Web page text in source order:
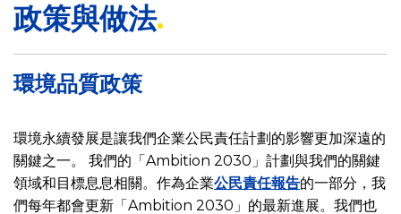
政策與做法
環境品質政策
環境永續發展是讓我們企業公民責任計劃的影響更加深遠的
關鍵之一。 我們的「Ambition 2030」計劃與我們的關鍵
領域和目標息息相關。作為企業公民責任報告的一部分，我
們每年都會更新「Ambition 2030」的最新進展。我們也